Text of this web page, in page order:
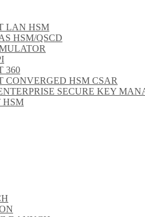
LAN HSM
HSM/QSCD
360
CONVERGED HSM CSAR
SECURE KEY
HSM